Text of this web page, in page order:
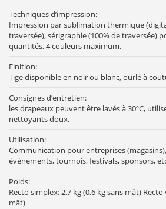
Techniques d’impression:
Impression par sublimation thermique
traversée), sérigraphie (100% de traversée)
quantités, 4 couleurs maximum.
Finition:
Tige disponible en noir ou blanc, ourlé à
Consignes d’entretien:
les drapeaux peuvent être lavés à 30ºC,
nettoyants doux.
Utilisation:
Communication pour entreprises
évènements, tournois, festivals, sponsors,
Poids:
Recto simplex: 2,7 kg (0,6 kg sans mât) Recto
mât)